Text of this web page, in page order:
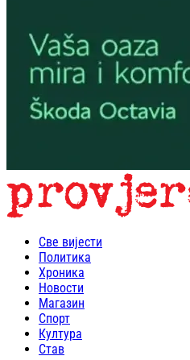
Све вијести
Политика
Хроника
Новости
Магазин
Спорт
Култура
Став